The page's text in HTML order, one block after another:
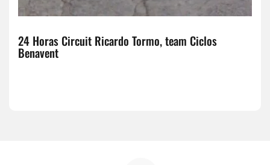
24 Horas Circuit Ricardo Tormo, team Ciclos
Benavent